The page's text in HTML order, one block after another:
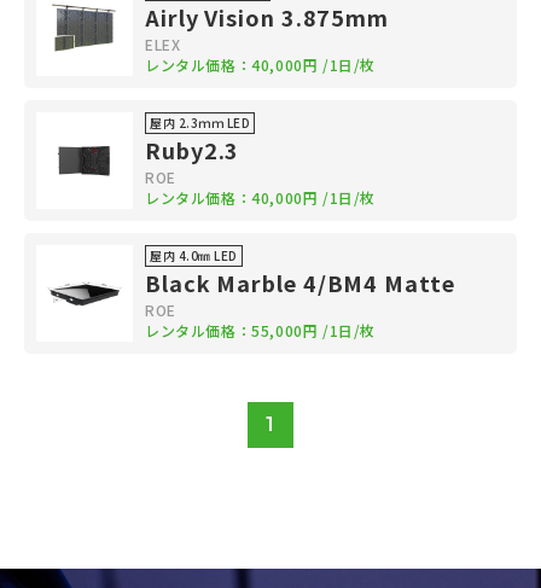
Airly Vision 3.875mm
ELEX
レンタル価格：40,000円 /1日/枚
屋内 2.3ｍｍ LED
Ruby2.3
ROE
レンタル価格：40,000円 /1日/枚
屋内 4.0㎜ LED
Black Marble 4/BM4 Matte
ROE
レンタル価格：55,000円 /1日/枚
1